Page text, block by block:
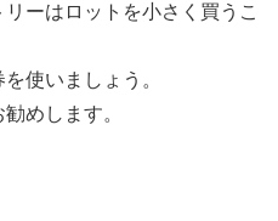
ーはロットを小さく買うこ
使いましょう。
めします。